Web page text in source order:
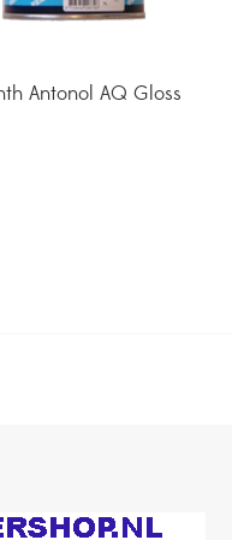
Antonol AQ Gloss